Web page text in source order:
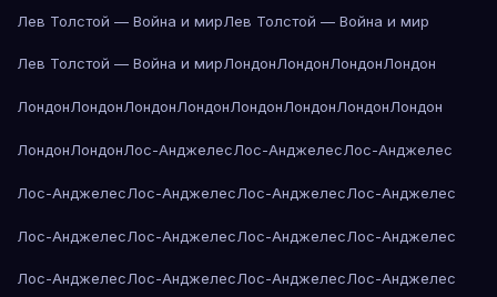
Лев Толстой — Война и мирЛев Толстой — Война и мир
Лев Толстой — Война и мирЛондонЛондонЛондонЛондон
ЛондонЛондонЛондонЛондонЛондонЛондонЛондонЛондон
ЛондонЛондонЛос-АнджелесЛос-АнджелесЛос-Анджелес
Лос-АнджелесЛос-АнджелесЛос-АнджелесЛос-Анджелес
Лос-АнджелесЛос-АнджелесЛос-АнджелесЛос-Анджелес
Лос-АнджелесЛос-АнджелесЛос-АнджелесЛос-Анджелес